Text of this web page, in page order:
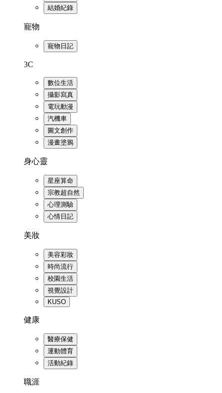
結婚紀錄
寵物
寵物日記
3C
數位生活
攝影寫真
電玩動漫
汽機車
圖文創作
漫畫塗鴉
身心靈
星座算命
宗教超自然
心理測驗
心情日記
美妝
美容彩妝
時尚流行
校園生活
視覺設計
KUSO
健康
醫療保健
運動體育
活動紀錄
職涯